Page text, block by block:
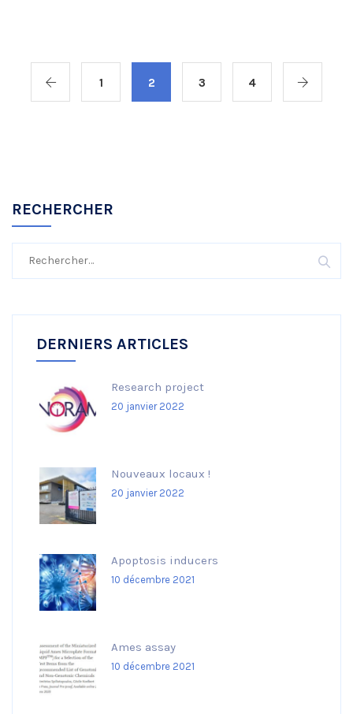
1 2 3 4
RECHERCHER
DERNIERS ARTICLES
Research project
20 janvier 2022
Nouveaux locaux !
20 janvier 2022
Apoptosis inducers
10 décembre 2021
Ames assay
10 décembre 2021